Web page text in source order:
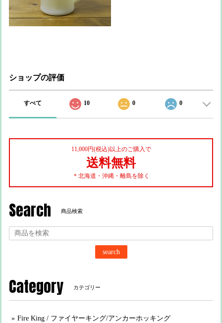
ショップの評価
すべて 10 0 0
11,000円(税込)以上のご購入で
送料無料
＊北海道・沖縄・離島を除く
Search 商品検索
search
Category カテゴリー
Fire King / ファイヤーキング/アンカーホッキング